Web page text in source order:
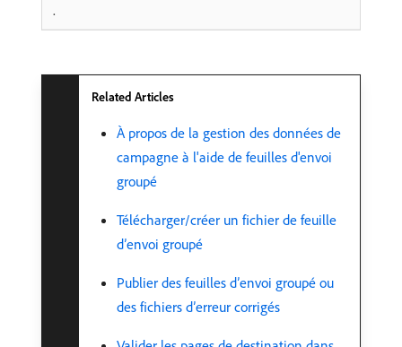
.
Related Articles
À propos de la gestion des données de
campagne à l'aide de feuilles d'envoi
groupé
Télécharger/créer un fichier de feuille
d’envoi groupé
Publier des feuilles d’envoi groupé ou
des fichiers d’erreur corrigés